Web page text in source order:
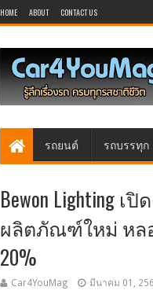
HOME ABOUT CONTACT US
รถยนต์ รถบรรทุก
Bewon Lighting
ผลิตภัณฑ์ใหม่ หลอ
20%
Car4YouMag มีนาคม 01,